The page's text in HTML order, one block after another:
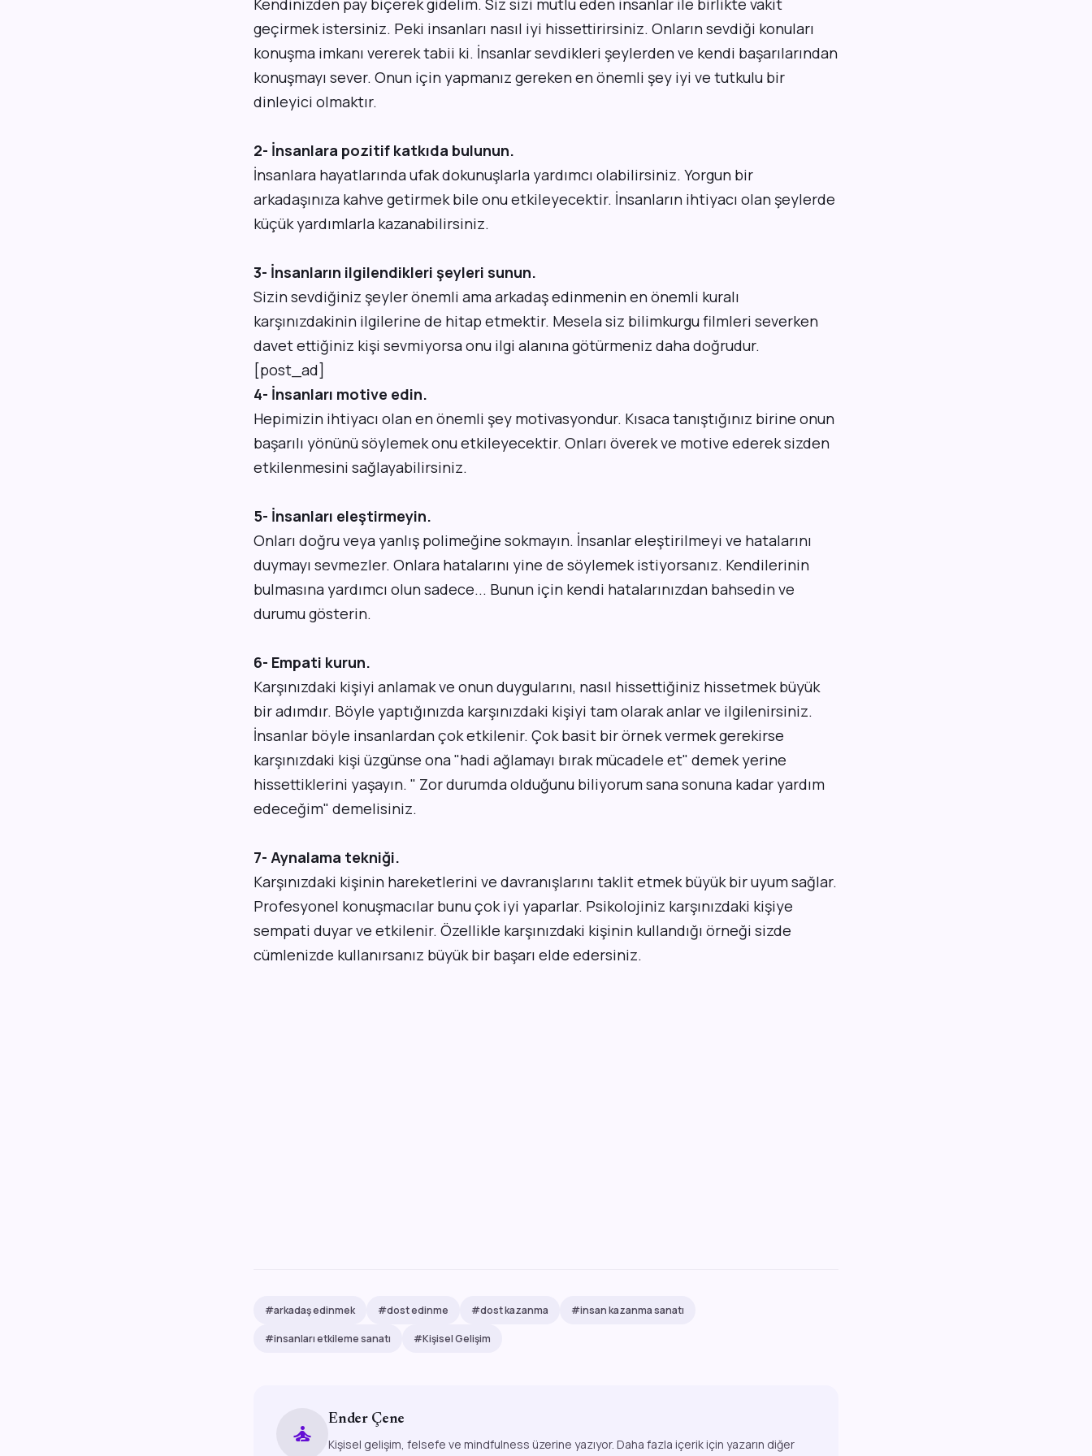
Kendinizden pay biçerek gidelim. Siz sizi mutlu eden insanlar ile birlikte vakit
geçirmek istersiniz. Peki insanları nasıl iyi hissettirirsiniz. Onların sevdiği konuları
konuşma imkanı vererek tabii ki. İnsanlar sevdikleri şeylerden ve kendi başarılarından
konuşmayı sever. Onun için yapmanız gereken en önemli şey iyi ve tutkulu bir
dinleyici olmaktır.
2- İnsanlara pozitif katkıda bulunun.
İnsanlara hayatlarında ufak dokunuşlarla yardımcı olabilirsiniz. Yorgun bir
arkadaşınıza kahve getirmek bile onu etkileyecektir. İnsanların ihtiyacı olan şeylerde
küçük yardımlarla kazanabilirsiniz.
3- İnsanların ilgilendikleri şeyleri sunun.
Sizin sevdiğiniz şeyler önemli ama arkadaş edinmenin en önemli kuralı
karşınızdakinin ilgilerine de hitap etmektir. Mesela siz bilimkurgu filmleri severken
davet ettiğiniz kişi sevmiyorsa onu ilgi alanına götürmeniz daha doğrudur.
[post_ad]
4- İnsanları motive edin.
Hepimizin ihtiyacı olan en önemli şey motivasyondur. Kısaca tanıştığınız birine onun
başarılı yönünü söylemek onu etkileyecektir. Onları överek ve motive ederek sizden
etkilenmesini sağlayabilirsiniz.
5- İnsanları eleştirmeyin.
Onları doğru veya yanlış polimeğine sokmayın. İnsanlar eleştirilmeyi ve hatalarını
duymayı sevmezler. Onlara hatalarını yine de söylemek istiyorsanız. Kendilerinin
bulmasına yardımcı olun sadece... Bunun için kendi hatalarınızdan bahsedin ve
durumu gösterin.
6- Empati kurun.
Karşınızdaki kişiyi anlamak ve onun duygularını, nasıl hissettiğiniz hissetmek büyük
bir adımdır. Böyle yaptığınızda karşınızdaki kişiyi tam olarak anlar ve ilgilenirsiniz.
İnsanlar böyle insanlardan çok etkilenir. Çok basit bir örnek vermek gerekirse
karşınızdaki kişi üzgünse ona "hadi ağlamayı bırak mücadele et" demek yerine
hissettiklerini yaşayın. " Zor durumda olduğunu biliyorum sana sonuna kadar yardım
edeceğim" demelisiniz.
7- Aynalama tekniği.
Karşınızdaki kişinin hareketlerini ve davranışlarını taklit etmek büyük bir uyum sağlar.
Profesyonel konuşmacılar bunu çok iyi yaparlar. Psikolojiniz karşınızdaki kişiye
sempati duyar ve etkilenir. Özellikle karşınızdaki kişinin kullandığı örneği sizde
cümlenizde kullanırsanız büyük bir başarı elde edersiniz.
#arkadaş edinmek #dost edinme #dost kazanma #insan kazanma sanatı
#insanları etkileme sanatı #Kişisel Gelişim
self_improvement
Ender Çene
Kişisel gelişim, felsefe ve mindfulness üzerine yazıyor. Daha fazla içerik için yazarın diğer